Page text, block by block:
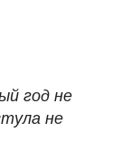
год не
не